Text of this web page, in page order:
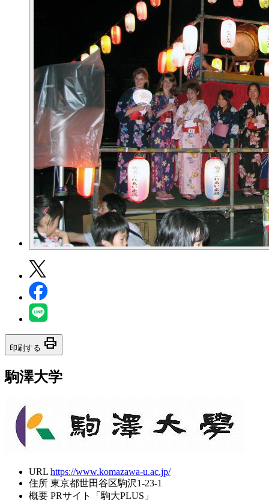
印刷する print
駒澤大学
URL https://www.komazawa-u.ac.jp/
住所 東京都世田谷区駒沢1-23-1
概要 PRサイト「駒大PLUS」